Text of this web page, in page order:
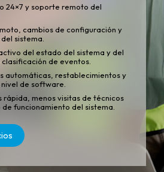
24×7 y soporte remoto del
cambios de configuración y
sistema.
del estado del sistema y del
de eventos.
automáticas, restablecimientos y
de software.
rápida, menos visitas de técnicos
funcionamiento del sistema.